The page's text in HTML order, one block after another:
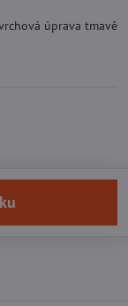
úprava tmavě